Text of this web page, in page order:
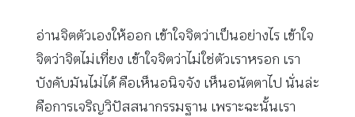
อ่านจิตตัวเองให้ออก เข้าใจจิตว่าเป็นอย่างไร เข้าใจ
จิตว่าจิตไม่เที่ยง เข้าใจจิตว่าไม่ใช่ตัวเราหรอก เรา
บังคับมันไม่ได้ คือเห็นอนิจจัง เห็นอนัตตาไป นั่นล่ะ
คือการเจริญวิปัสสนากรรมฐาน เพราะฉะนั้นเรา